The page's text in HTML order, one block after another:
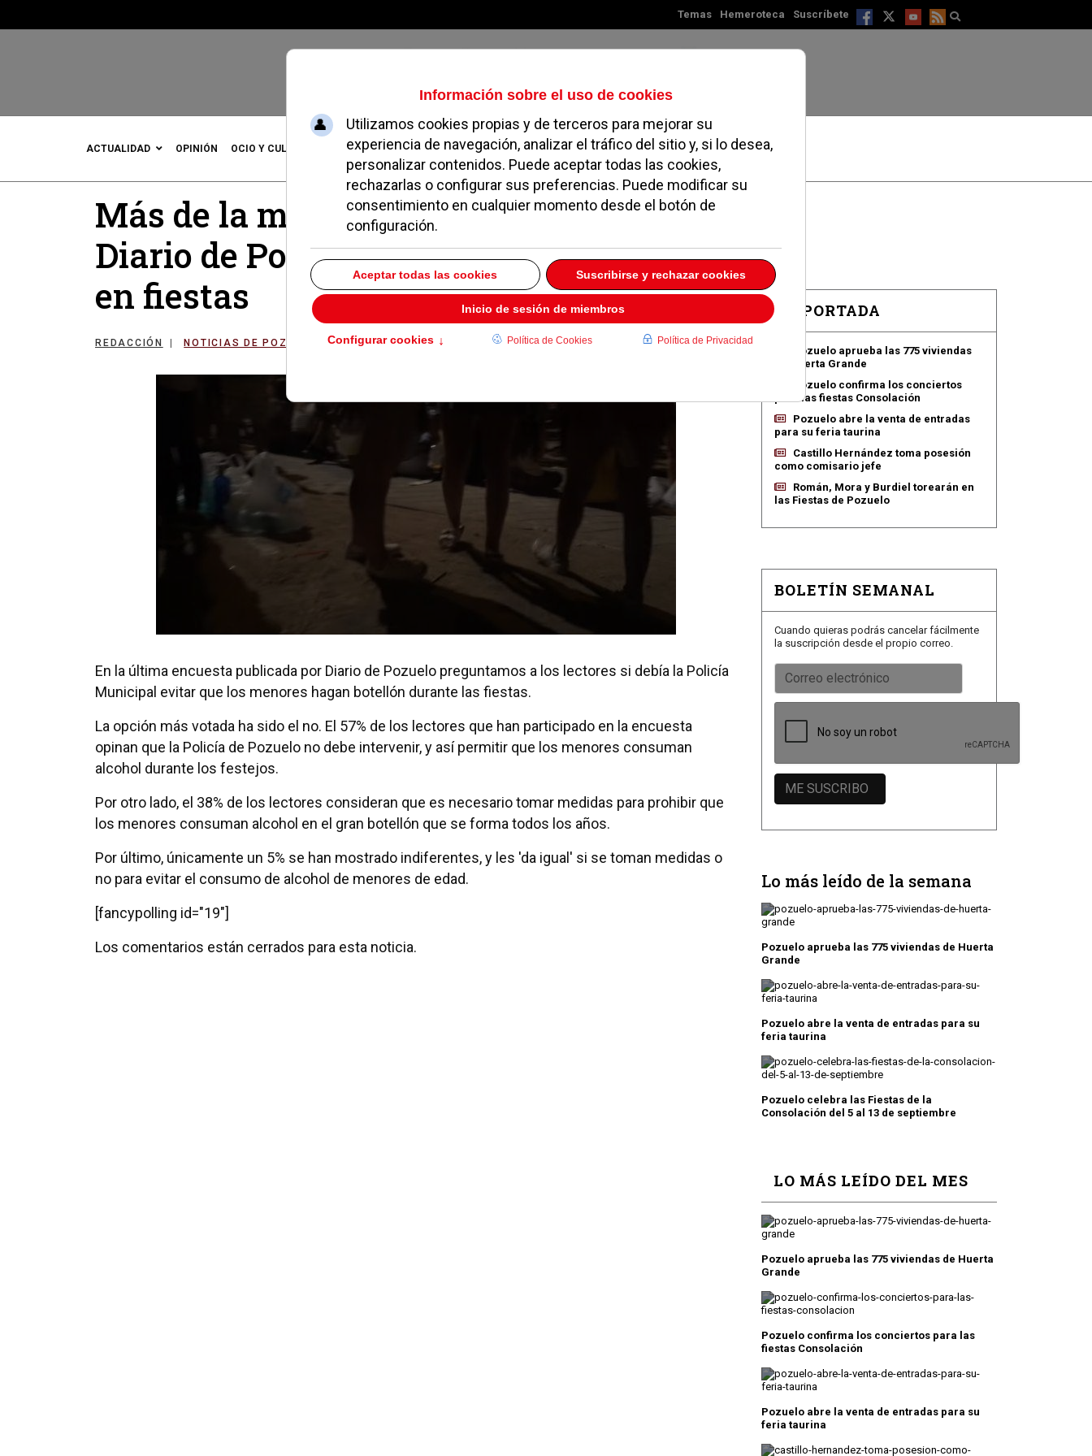
Temas Hemeroteca Suscríbete
Jueves, 06 de agosto de 2026
ACTUALIDAD OPINIÓN OCIO Y CULTURA DEPORTES MADRID NOROESTE SOCIEDAD MAGAZINE SERVICIOS
Más de la mitad de los lectores de
Diario de Pozuelo a favor del botellón
en fiestas
REDACCIÓN NOTICIAS DE POZUELO 14 SEPTIEMBRE 2016
En la última encuesta publicada por Diario de Pozuelo preguntamos a los lectores si debía la Policía
Municipal evitar que los menores hagan botellón durante las fiestas.
La opción más votada ha sido el no. El 57% de los lectores que han participado en la encuesta
opinan que la Policía de Pozuelo no debe intervenir, y así permitir que los menores consuman
alcohol durante los festejos.
Por otro lado, el 38% de los lectores consideran que es necesario tomar medidas para prohibir que
los menores consuman alcohol en el gran botellón que se forma todos los años.
Por último, únicamente un 5% se han mostrado indiferentes, y les 'da igual' si se toman medidas o
no para evitar el consumo de alcohol de menores de edad.
[fancypolling id="19"]
Los comentarios están cerrados para esta noticia.
EN PORTADA
Pozuelo aprueba las 775 viviendas
de Huerta Grande
Pozuelo confirma los conciertos
para las fiestas Consolación
Pozuelo abre la venta de entradas
para su feria taurina
Castillo Hernández toma posesión
como comisario jefe
Román, Mora y Burdiel torearán en
las Fiestas de Pozuelo
BOLETÍN SEMANAL
Cuando quieras podrás cancelar fácilmente
la suscripción desde el propio correo.
Lo más leído de la semana
Pozuelo aprueba las 775 viviendas de Huerta
Grande
Pozuelo abre la venta de entradas para su
feria taurina
Pozuelo celebra las Fiestas de la
Consolación del 5 al 13 de septiembre
LO MÁS LEÍDO DEL MES
Pozuelo aprueba las 775 viviendas de Huerta
Grande
Pozuelo confirma los conciertos para las
fiestas Consolación
Pozuelo abre la venta de entradas para su
feria taurina